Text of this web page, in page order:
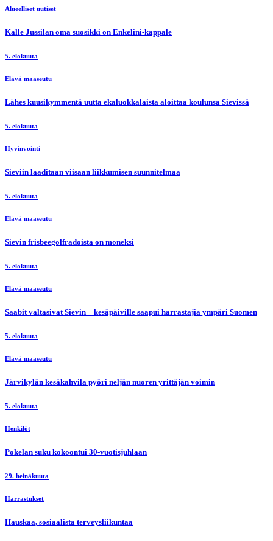
Alueelliset uutiset
Kalle Jussilan oma suosikki on Enkelini-kappale
5. elokuuta
Elävä maaseutu
Lähes kuusikymmentä uutta ekaluokkalaista aloittaa koulunsa Sievissä
5. elokuuta
Hyvinvointi
Sieviin laaditaan viisaan liikkumisen suunnitelmaa
5. elokuuta
Elävä maaseutu
Sievin frisbeegolfradoista on moneksi
5. elokuuta
Elävä maaseutu
Saabit valtasivat Sievin – kesäpäiville saapui harrastajia ympäri Suomen
5. elokuuta
Elävä maaseutu
Järvikylän kesäkahvila pyöri neljän nuoren yrittäjän voimin
5. elokuuta
Henkilöt
Pokelan suku kokoontui 30-vuotisjuhlaan
29. heinäkuuta
Harrastukset
Hauskaa, sosiaalista terveysliikuntaa